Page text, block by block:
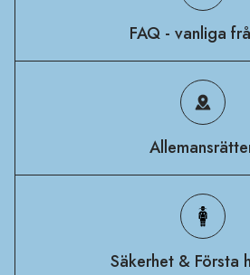
FAQ - vanliga
Säkerhet & Första